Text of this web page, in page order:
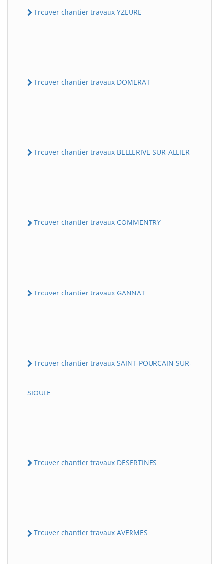
Trouver chantier travaux YZEURE
Trouver chantier travaux DOMERAT
Trouver chantier travaux BELLERIVE-SUR-ALLIER
Trouver chantier travaux COMMENTRY
Trouver chantier travaux GANNAT
Trouver chantier travaux SAINT-POURCAIN-SUR-
SIOULE
Trouver chantier travaux DESERTINES
Trouver chantier travaux AVERMES